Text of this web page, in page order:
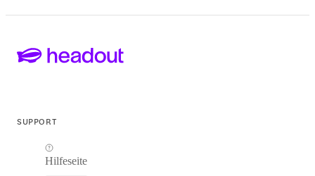
SUPPORT
Hilfeseite